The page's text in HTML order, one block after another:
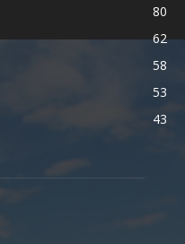
80
62
58
53
43